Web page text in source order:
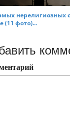
нерелигиозных
(11 фото)...